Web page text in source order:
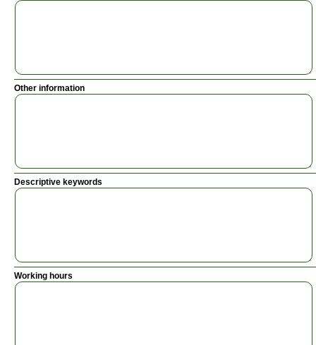
Other information
Descriptive keywords
Working hours